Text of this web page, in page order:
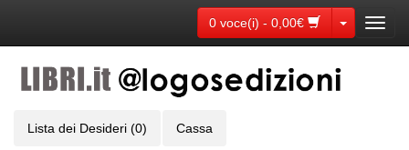
0 voce(i) - 0,00€ Toggle
Lista dei Desideri (0) Cassa